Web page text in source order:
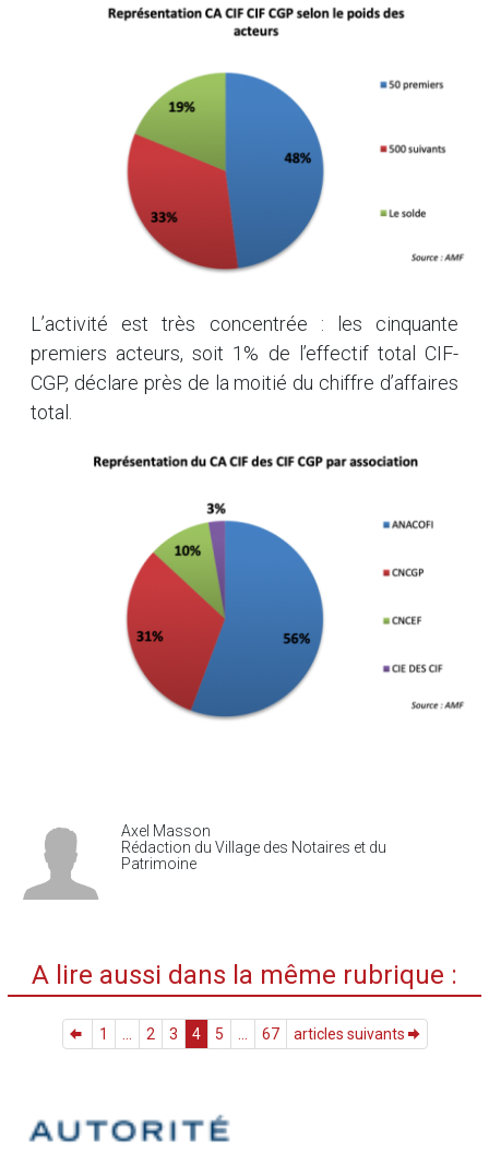
L’activité est très concentrée : les cinquante
premiers acteurs, soit 1% de l’effectif total CIF-
CGP, déclare près de la moitié du chiffre d’affaires
total.
Axel Masson
Rédaction du Village des Notaires et du
Patrimoine
A lire aussi dans la même rubrique :
1 ... 2 3 4 5 ... 67 articles suivants